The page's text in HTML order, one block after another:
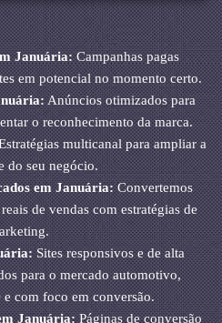
Januária:Campanhas pagas
em potencial no momento certo.
Anúncios otimizados para
o reconhecimento da marca.
multicanal para ampliar a
do seu negócio.
em Januária:Convertemos
de vendas com estratégias de
Sites responsivos e de alta
para o mercado automotivo,
e com foco em conversão.
Januária:Páginas de conversão